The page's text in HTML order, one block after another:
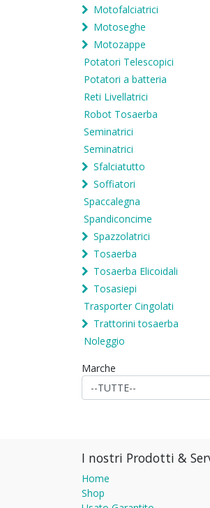
Motofalciatrici
Motoseghe
Motozappe
Potatori Telescopici
Potatori a batteria
Reti Livellatrici
Robot Tosaerba
Seminatrici
Seminatrici
Sfalciatutto
Soffiatori
Spaccalegna
Spandiconcime
Spazzolatrici
Tosaerba
Tosaerba Elicoidali
Tosasiepi
Trasporter Cingolati
Trattorini tosaerba
Noleggio
Marche
I nostri Prodotti &
Home
Shop